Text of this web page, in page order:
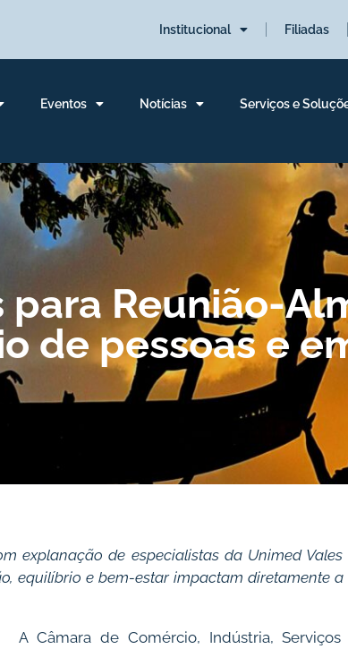
Institucional Filiadas
Eventos Notícias Serviços e
para Reunião-
de pessoas e
explanação de especialistas da Unimed
equilíbrio e bem-estar impactam diretamente
A Câmara de Comércio, Indústria,